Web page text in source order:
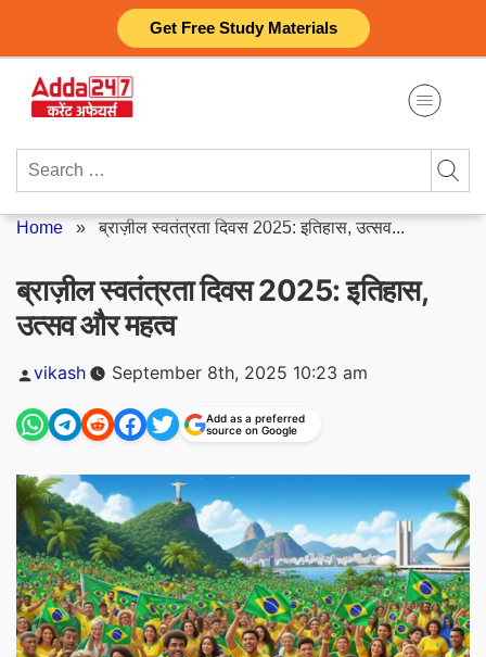
Get Free Study Materials
content
Search
Home »ब्राज़ील स्वतंत्रता दिवस 2025: इतिहास, उत्सव...
ब्राज़ील स्वतंत्रता दिवस 2025: इतिहास,
उत्सव और महत्व
Posted
vikash September 8th, 2025 10:23 am
Add as a preferred
source on Google